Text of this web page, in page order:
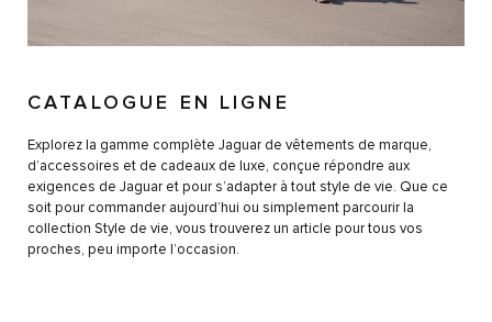
CATALOGUE EN LIGNE
Explorez la gamme complète Jaguar de vêtements de marque,
d’accessoires et de cadeaux de luxe, conçue répondre aux
exigences de Jaguar et pour s’adapter à tout style de vie. Que ce
soit pour commander aujourd’hui ou simplement parcourir la
collection Style de vie, vous trouverez un article pour tous vos
proches, peu importe l’occasion.